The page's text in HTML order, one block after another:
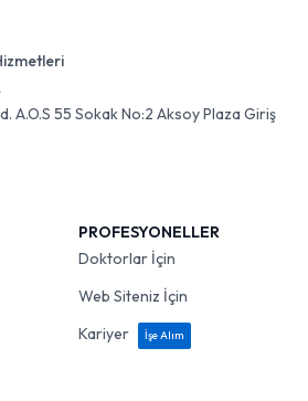
A.O.S 55 Sokak No:2 Aksoy Plaza Giriş
PROFESYONELLER
Doktorlar İçin
Web Siteniz İçin
Kariyer
İşe Alım